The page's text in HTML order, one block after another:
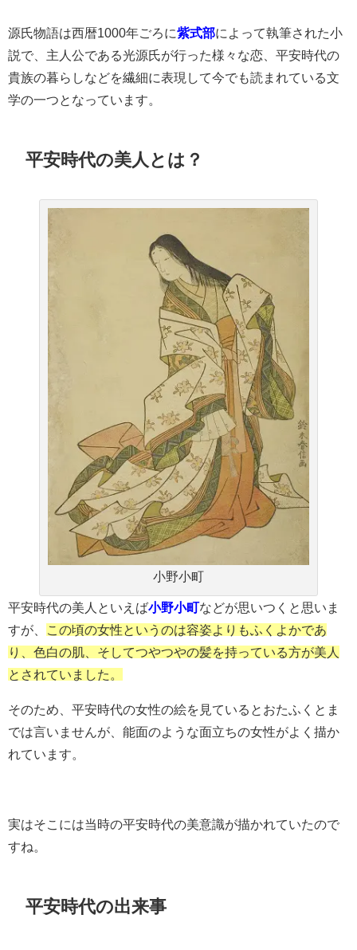
源氏物語は西暦1000年ごろに紫式部によって執筆された小
説で、主人公である光源氏が行った様々な恋、平安時代の
貴族の暮らしなどを繊細に表現して今でも読まれている文
学の一つとなっています。
平安時代の美人とは？
小野小町
平安時代の美人といえば小野小町などが思いつくと思いま
すが、
この頃の女性というのは容姿よりもふくよかであ
り、色白の肌、そしてつやつやの髪を持っている方が美人
とされていました。
そのため、平安時代の女性の絵を見ているとおたふくとま
では言いませんが、能面のような面立ちの女性がよく描か
れています。
実はそこには当時の平安時代の美意識が描かれていたので
すね。
平安時代の出来事